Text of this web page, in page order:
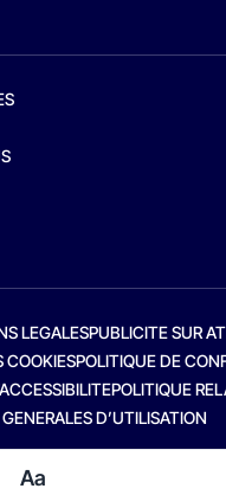
Aa
LEGALESPUBLICITE SUR
COOKIESPOLITIQUE DE
POLITIQUE
D’UTILISATION